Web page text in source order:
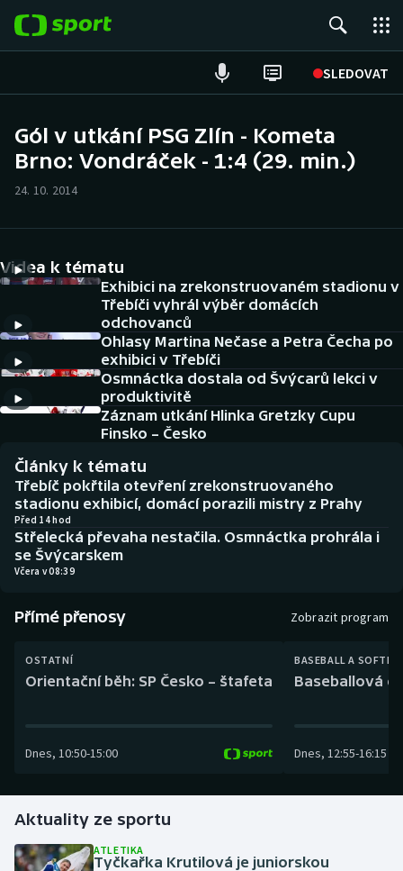
SLEDOVAT
Hokej
Cyklistika
DALŠÍ SPORTY
Americký fotbal
Baseball a softbal
Basketbal
Biatlon
Boby a skeleton
Dostihy
Futsal
Gymnastika
NEPŘEHLÉDNĚTE
Soutěže
Historické návraty
Aplikace ČT sport
AZ kvíz
Gól v utkání PSG Zlín - Kometa
Brno: Vondráček - 1:4 (29. min.)
24. 10. 2014
Videa k tématu
Exhibici na zrekonstruovaném stadionu v
Třebíči vyhrál výběr domácích
odchovanců
Ohlasy Martina Nečase a Petra Čecha po
exhibici v Třebíči
Osmnáctka dostala od Švýcarů lekci v
produktivitě
Záznam utkání Hlinka Gretzky Cupu
Finsko – Česko
Články k tématu
Třebíč pokřtila otevření zrekonstruovaného
stadionu exhibicí, domácí porazili mistry z Prahy
Před 14 hod
Střelecká převaha nestačila. Osmnáctka prohrála i
se Švýcarskem
Včera v 08:39
Přímé přenosy Zobrazit program
OSTATNÍ
Orientační běh: SP Česko – štafeta
Dnes, 10:50-15:00
BASEBALL A
Baseballová
Dnes, 12:55-16:15
Aktuality ze sportu
ATLETIKA
Tyčkařka Krutilová je juniorskou